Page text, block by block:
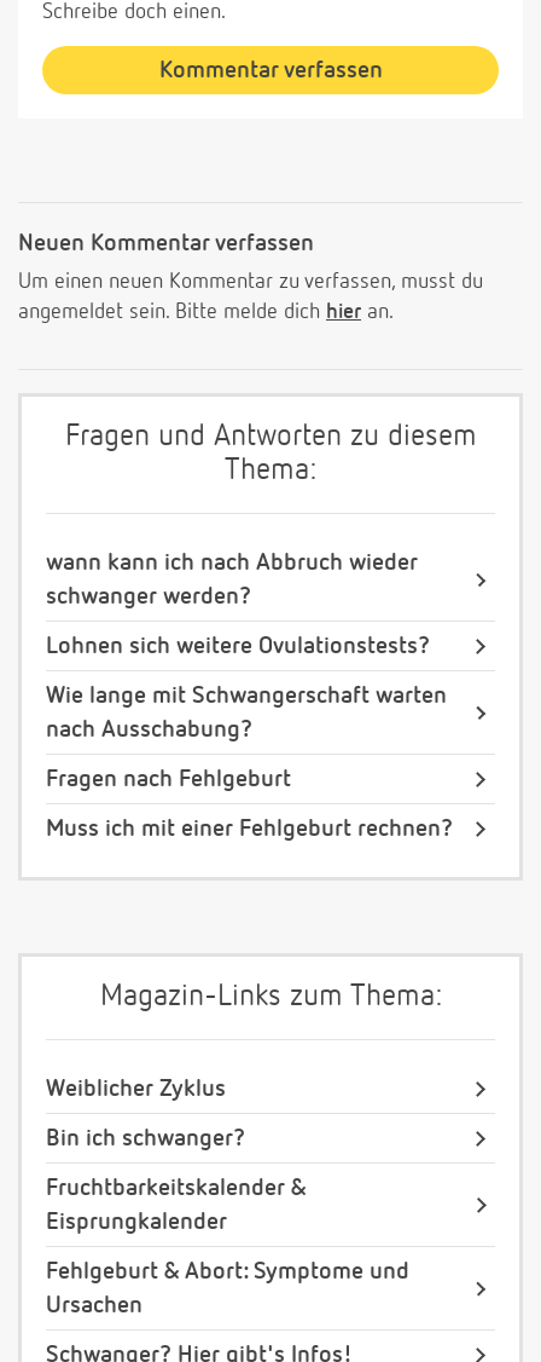
Schreibe doch einen.
Kommentar verfassen
Neuen Kommentar verfassen
Um einen neuen Kommentar zu verfassen, musst du
angemeldet sein. Bitte melde dich hier an.
Fragen und Antworten zu diesem
Thema:
wann kann ich nach Abbruch wieder
schwanger werden?
Lohnen sich weitere Ovulationstests?
Wie lange mit Schwangerschaft warten
nach Ausschabung?
Fragen nach Fehlgeburt
Muss ich mit einer Fehlgeburt rechnen?
Magazin-Links zum Thema:
Weiblicher Zyklus
Bin ich schwanger?
Fruchtbarkeitskalender &
Eisprungkalender
Fehlgeburt & Abort: Symptome und
Ursachen
Schwanger? Hier gibt's Infos!